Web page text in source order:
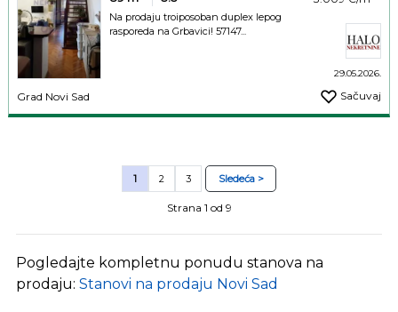
Na prodaju troiposoban duplex lepog
rasporeda na Grbavici! 57147...
29.05.2026.
Grad Novi Sad Sačuvaj
1 2 3 Sledeća >
Strana 1 od 9
Pogledajte kompletnu ponudu stanova na
prodaju: Stanovi na prodaju Novi Sad